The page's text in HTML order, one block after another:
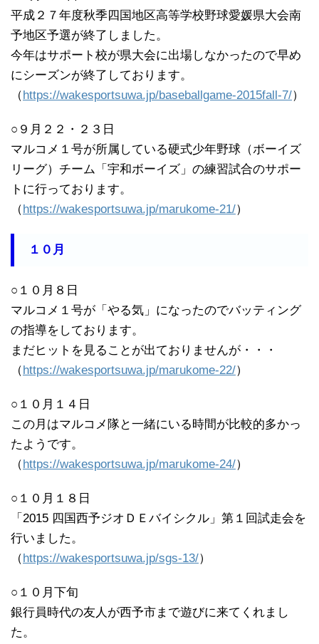
平成２７年度秋季四国地区高等学校野球愛媛県大会南
予地区予選が終了しました。
今年はサポート校が県大会に出場しなかったので早め
にシーズンが終了しております。
（https://wakesportsuwa.jp/baseballgame-2015fall-7/）
○９月２２・２３日
マルコメ１号が所属している硬式少年野球（ボーイズ
リーグ）チーム「宇和ボーイズ」の練習試合のサポー
トに行っております。
（https://wakesportsuwa.jp/marukome-21/）
１０月
○１０月８日
マルコメ１号が「やる気」になったのでバッティング
の指導をしております。
まだヒットを見ることが出ておりませんが・・・
（https://wakesportsuwa.jp/marukome-22/）
○１０月１４日
この月はマルコメ隊と一緒にいる時間が比較的多かっ
たようです。
（https://wakesportsuwa.jp/marukome-24/）
○１０月１８日
「2015 四国西予ジオＤＥバイシクル」第１回試走会を
行いました。
（https://wakesportsuwa.jp/sgs-13/）
○１０月下旬
銀行員時代の友人が西予市まで遊びに来てくれまし
た。